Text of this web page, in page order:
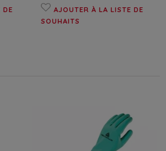
DE
AJOUTER À LA LISTE DE
SOUHAITS